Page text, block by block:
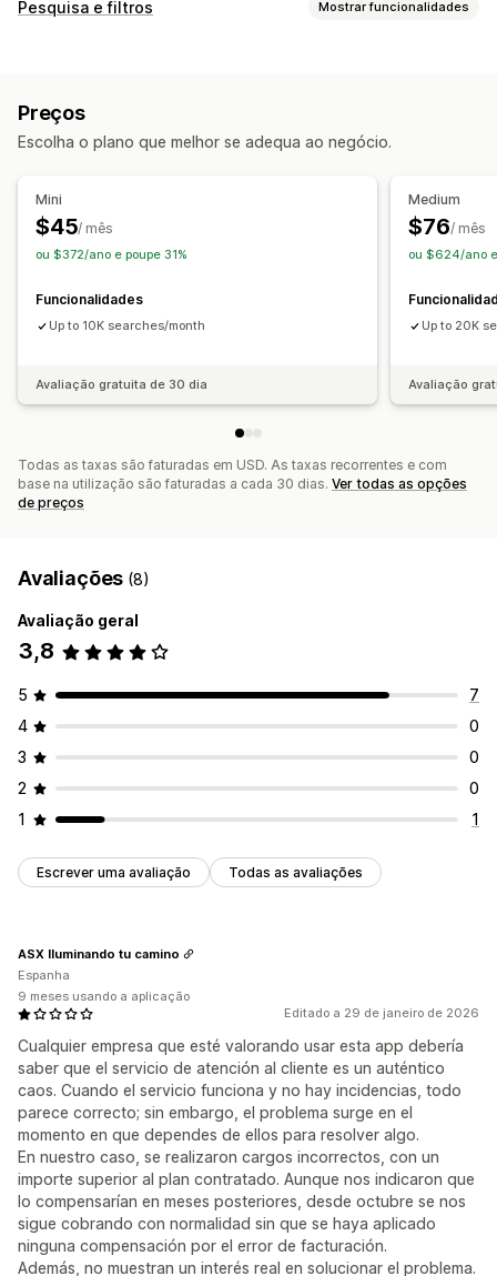
Pesquisa e filtros Mostrar funcionalidades
Tolerância a erros tipográficos
Sugestões de pesquisa Aumento de produtos
Personalização da apresentação
Reatividade móvel
Página de resultados da pesquisa
Consultas de pesquisa
Preços
Escolha o plano que melhor se adequa ao negócio.
Mini
$45/ mês
ou $372/ano e poupe 31%
Funcionalidades
Up to 10K searches/month
Avaliação gratuita de 30 dia
Medium
$76/ mês
ou $624/ano
Up to 20K
Avaliação
Todas as taxas são faturadas em USD. As taxas recorrentes e com
base na utilização são faturadas a cada 30 dias. Ver todas as opções
de preços
Avaliações (8)
Avaliação geral
3,8
5
7
4
0
3
0
2
0
1
1
Escrever uma avaliação Todas as avaliações
Editado a 29 de janeiro de 2026
Cualquier empresa que esté valorando usar esta app debería
saber que el servicio de atención al cliente es un auténtico
caos. Cuando el servicio funciona y no hay incidencias, todo
parece correcto; sin embargo, el problema surge en el
momento en que dependes de ellos para resolver algo.
En nuestro caso, se realizaron cargos incorrectos, con un
importe superior al plan contratado. Aunque nos indicaron que
lo compensarían en meses posteriores, desde octubre se nos
sigue cobrando con normalidad sin que se haya aplicado
ninguna compensación por el error de facturación.
Además, no muestran un interés real en solucionar el problema.
ASX Iluminando tu camino
Espanha
9 meses usando a aplicação